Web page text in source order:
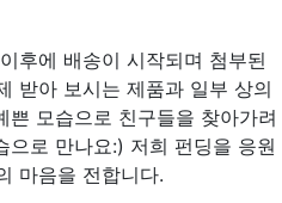
후에 배송이 시작되며 첨부된
받아 보시는 제품과 일부 상의
모습으로 친구들을 찾아가려
으로 만나요:) 저희 펀딩을 응원
마음을 전합니다.